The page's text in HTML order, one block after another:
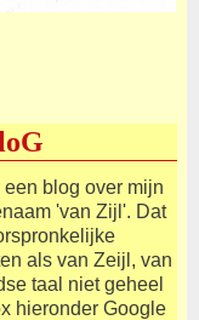
blog over mijn
'van Zijl'. Dat
als van Zeijl, van
taal niet geheel
hieronder Google